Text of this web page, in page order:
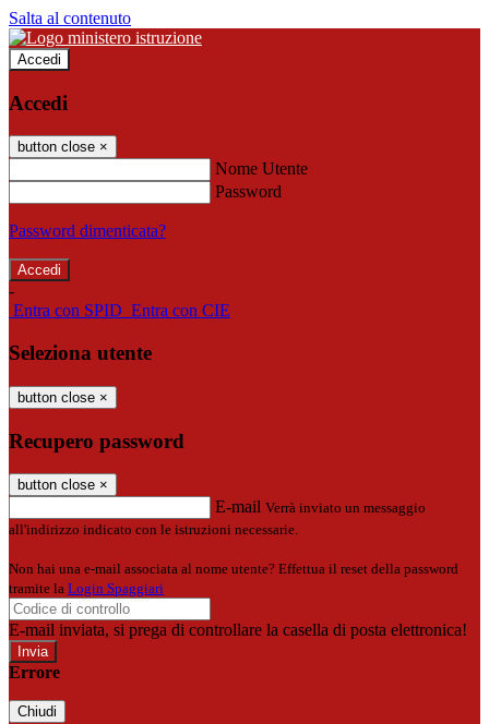
Salta al contenuto
Accedi
Accedi
button close ×
Nome Utente
Password
Password dimenticata?
-
Entra con SPID Entra con CIE
Seleziona utente
button close ×
Recupero password
button close ×
E-mail Verrà inviato un messaggio
all'indirizzo indicato con le istruzioni necessarie.
Non hai una e-mail associata al nome utente? Effettua il reset della password
tramite la Login Spaggiari
E-mail inviata, si prega di controllare la casella di posta elettronica!
Errore
Chiudi